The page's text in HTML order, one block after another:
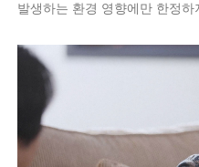
발생하는 환경 영향에만 한정